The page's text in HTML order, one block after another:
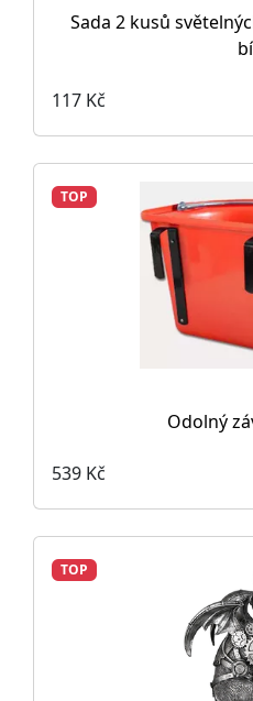
Sada 2 kusů
117 Kč
TOP
Odolný
539 Kč
TOP